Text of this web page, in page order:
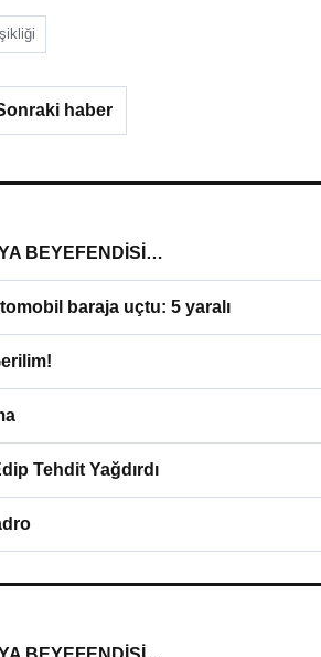
haber
BEYEFENDİSİ…
baraja uçtu: 5 yaralı
Tehdit Yağdırdı